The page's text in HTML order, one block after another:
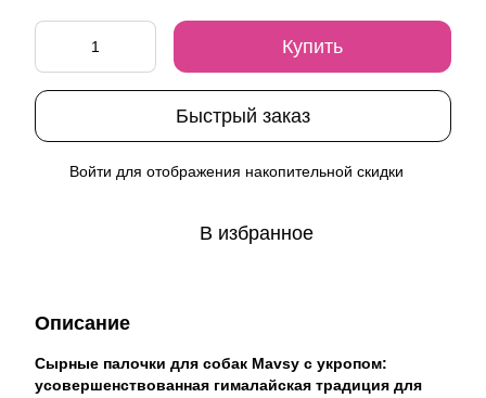
Купить
Быстрый заказ
Войти для отображения накопительной скидки
В избранное
Описание
Сырные палочки для собак Mavsy с укропом:
усовершенствованная гималайская традиция для